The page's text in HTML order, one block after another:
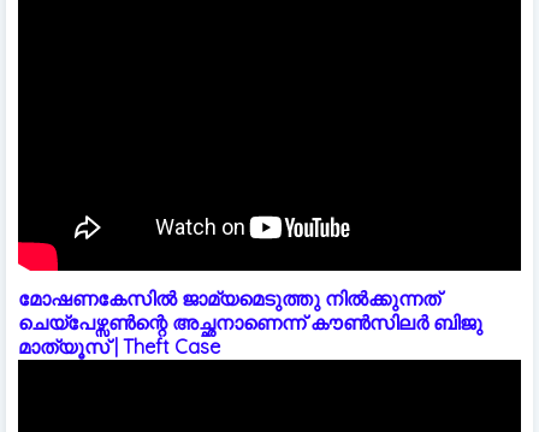
മോഷണകേസിൽ ജാമ്യമെടുത്തു നിൽക്കുന്നത്
ചെയ്പേഴ്സൺന്റെ അച്ഛനാണെന്ന് കൗൺസിലർ ബിജു
മാത്യൂസ് | Theft Case